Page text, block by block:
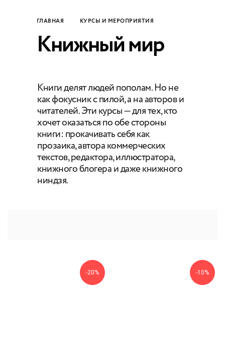
Книжный мир
ГЛАВНАЯ КУРСЫ И МЕРОПРИЯТИЯ
Книги делят людей пополам. Но не
как фокусник с пилой, а на авторов и
читателей. Эти курсы — для тех, кто
хочет оказаться по обе стороны
книги: прокачивать себя как
прозаика, автора коммерческих
текстов, редактора, иллюстратора,
книжного блогера и даже книжного
ниндзя.
-20% -10%